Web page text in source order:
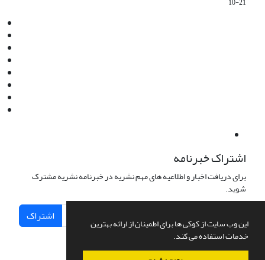
این وب سایت از کوکی ها برای اطمینان از ارائه بهترین
خدمات استفاده می کند.
اشتراک خبرنامه
برای دریافت اخبار و اطلاعیه های مهم نشریه در خبرنامه نشریه مشترک
شوید.
اشتراک